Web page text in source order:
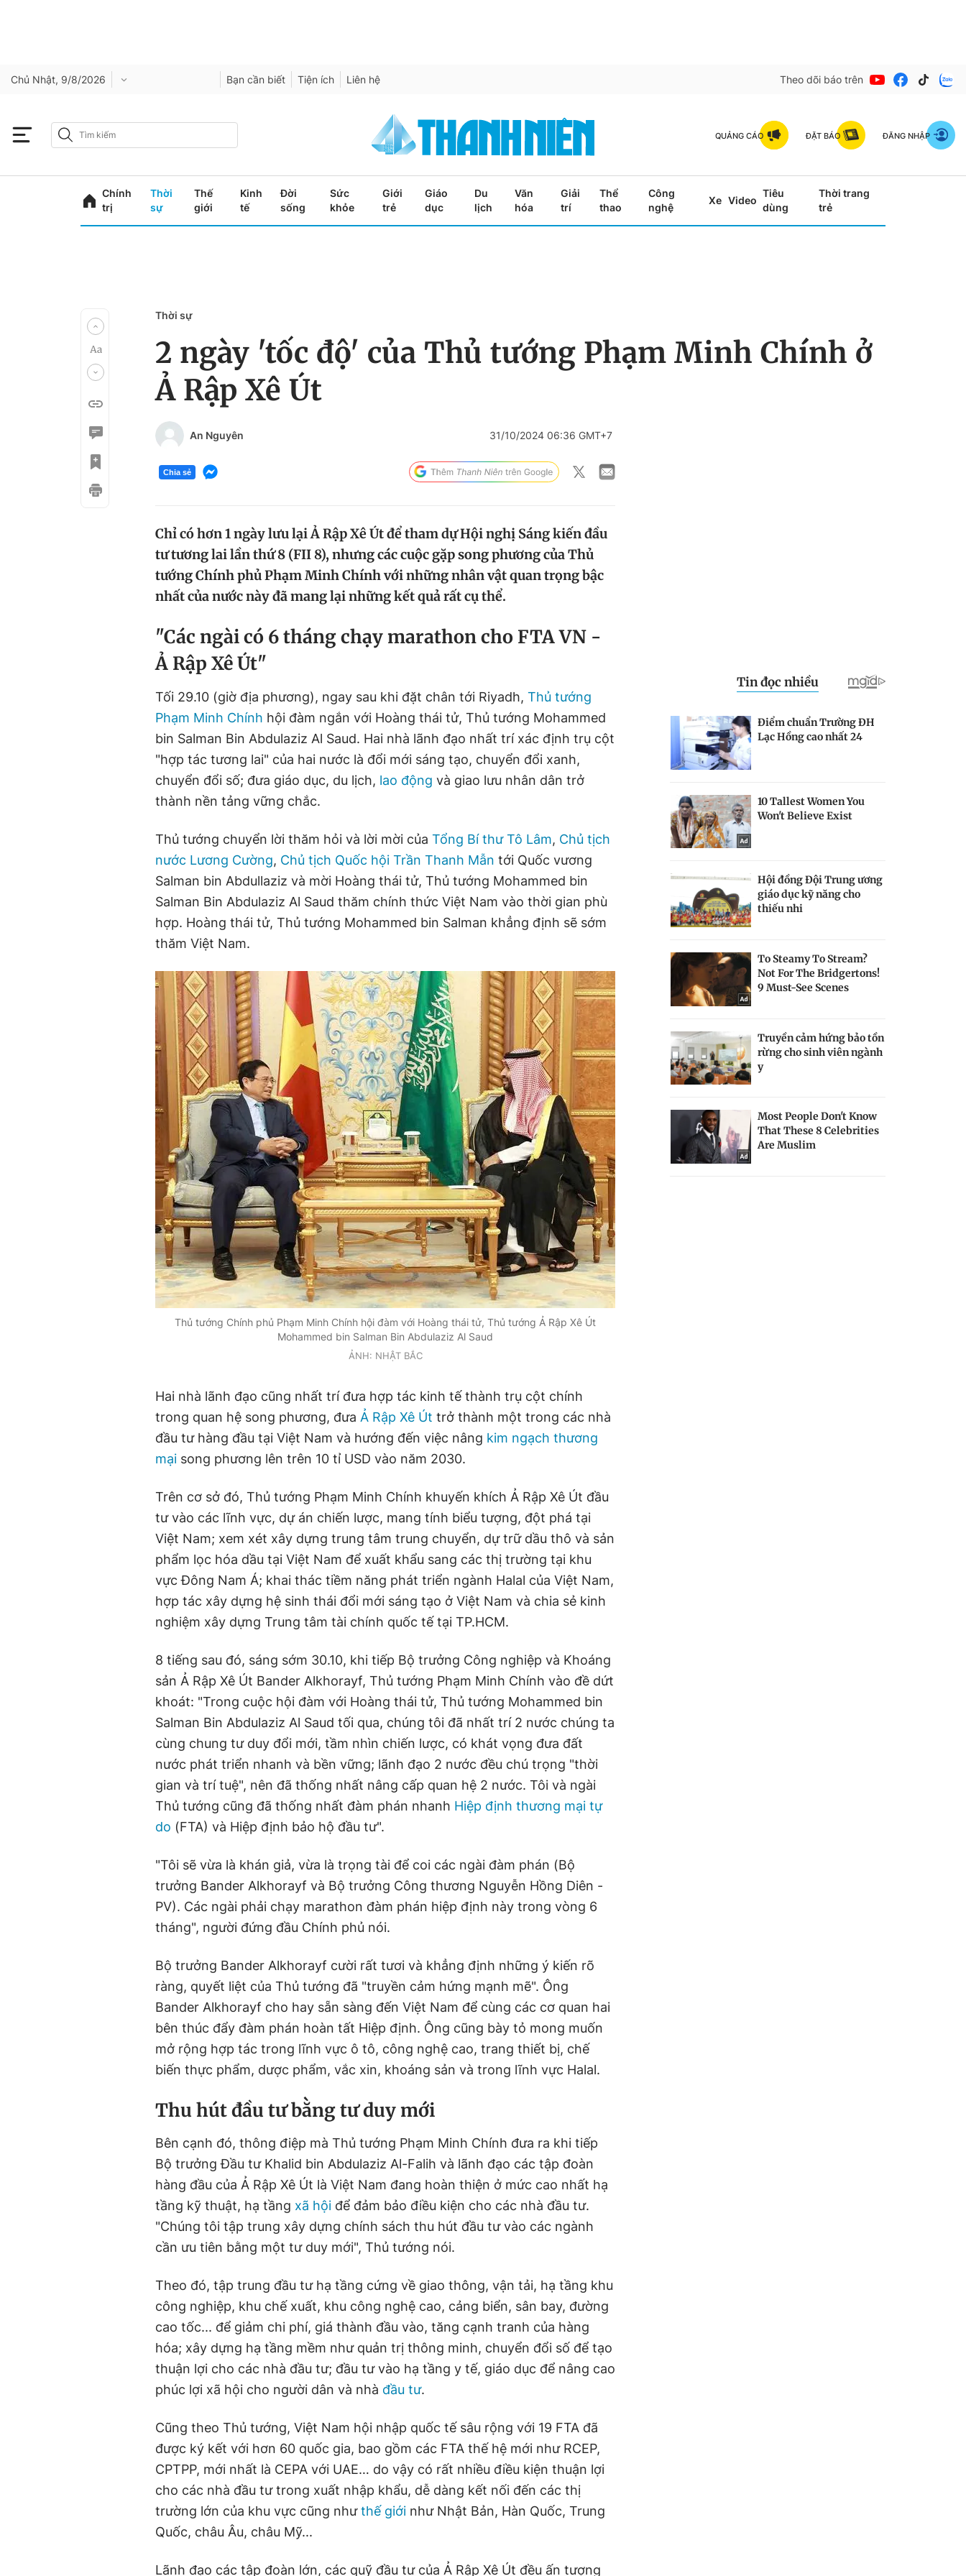
Chủ Nhật, 9/8/2026 Bạn cần biết Tiện ích Liên hệ Theo dõi báo trên
QUẢNG CÁO ĐẶT BÁO ĐĂNG NHẬP
Chính
trị
Thời
sự
Thế
giới
Kinh
tế
Đời
sống
Sức
khỏe
Giới
trẻ
Giáo
dục
Du
lịch
Văn
hóa
Giải
trí
Thể
thao
Công
nghệ
Xe Video
Tiêu
dùng
Thời trang
trẻ
Thời sự
2 ngày 'tốc độ' của Thủ tướng Phạm Minh Chính ở
Ả Rập Xê Út
An Nguyên 31/10/2024 06:36 GMT+7
Chia sẻ
Chỉ có hơn 1 ngày lưu lại Ả Rập Xê Út để tham dự Hội nghị Sáng kiến đầu
tư tương lai lần thứ 8 (FII 8), nhưng các cuộc gặp song phương của Thủ
tướng Chính phủ Phạm Minh Chính với những nhân vật quan trọng bậc
nhất của nước này đã mang lại những kết quả rất cụ thể.
"Các ngài có 6 tháng chạy marathon cho FTA VN -
Ả Rập Xê Út"
Tối 29.10 (giờ địa phương), ngay sau khi đặt chân tới Riyadh, Thủ tướng
Phạm Minh Chính hội đàm ngắn với Hoàng thái tử, Thủ tướng Mohammed
bin Salman Bin Abdulaziz Al Saud. Hai nhà lãnh đạo nhất trí xác định trụ cột
"hợp tác tương lai" của hai nước là đổi mới sáng tạo, chuyển đổi xanh,
chuyển đổi số; đưa giáo dục, du lịch, lao động và giao lưu nhân dân trở
thành nền tảng vững chắc.
Thủ tướng chuyển lời thăm hỏi và lời mời của Tổng Bí thư Tô Lâm, Chủ tịch
nước Lương Cường, Chủ tịch Quốc hội Trần Thanh Mẫn tới Quốc vương
Salman bin Abdullaziz và mời Hoàng thái tử, Thủ tướng Mohammed bin
Salman Bin Abdulaziz Al Saud thăm chính thức Việt Nam vào thời gian phù
hợp. Hoàng thái tử, Thủ tướng Mohammed bin Salman khẳng định sẽ sớm
thăm Việt Nam.
Thủ tướng Chính phủ Phạm Minh Chính hội đàm với Hoàng thái tử, Thủ tướng Ả Rập Xê Út
Mohammed bin Salman Bin Abdulaziz Al Saud
ẢNH: NHẬT BẮC
Hai nhà lãnh đạo cũng nhất trí đưa hợp tác kinh tế thành trụ cột chính
trong quan hệ song phương, đưa Ả Rập Xê Út trở thành một trong các nhà
đầu tư hàng đầu tại Việt Nam và hướng đến việc nâng kim ngạch thương
mại song phương lên trên 10 tỉ USD vào năm 2030.
Trên cơ sở đó, Thủ tướng Phạm Minh Chính khuyến khích Ả Rập Xê Út đầu
tư vào các lĩnh vực, dự án chiến lược, mang tính biểu tượng, đột phá tại
Việt Nam; xem xét xây dựng trung tâm trung chuyển, dự trữ dầu thô và sản
phẩm lọc hóa dầu tại Việt Nam để xuất khẩu sang các thị trường tại khu
vực Đông Nam Á; khai thác tiềm năng phát triển ngành Halal của Việt Nam,
hợp tác xây dựng hệ sinh thái đổi mới sáng tạo ở Việt Nam và chia sẻ kinh
nghiệm xây dựng Trung tâm tài chính quốc tế tại TP.HCM.
8 tiếng sau đó, sáng sớm 30.10, khi tiếp Bộ trưởng Công nghiệp và Khoáng
sản Ả Rập Xê Út Bander Alkhorayf, Thủ tướng Phạm Minh Chính vào đề dứt
khoát: "Trong cuộc hội đàm với Hoàng thái tử, Thủ tướng Mohammed bin
Salman Bin Abdulaziz Al Saud tối qua, chúng tôi đã nhất trí 2 nước chúng ta
cùng chung tư duy đổi mới, tầm nhìn chiến lược, có khát vọng đưa đất
nước phát triển nhanh và bền vững; lãnh đạo 2 nước đều chú trọng "thời
gian và trí tuệ", nên đã thống nhất nâng cấp quan hệ 2 nước. Tôi và ngài
Thủ tướng cũng đã thống nhất đàm phán nhanh Hiệp định thương mại tự
do (FTA) và Hiệp định bảo hộ đầu tư".
"Tôi sẽ vừa là khán giả, vừa là trọng tài để coi các ngài đàm phán (Bộ
trưởng Bander Alkhorayf và Bộ trưởng Công thương Nguyễn Hồng Diên -
PV). Các ngài phải chạy marathon đàm phán hiệp định này trong vòng 6
tháng", người đứng đầu Chính phủ nói.
Bộ trưởng Bander Alkhorayf cười rất tươi và khẳng định những ý kiến rõ
ràng, quyết liệt của Thủ tướng đã "truyền cảm hứng mạnh mẽ". Ông
Bander Alkhorayf cho hay sẵn sàng đến Việt Nam để cùng các cơ quan hai
bên thúc đẩy đàm phán hoàn tất Hiệp định. Ông cũng bày tỏ mong muốn
mở rộng hợp tác trong lĩnh vực ô tô, công nghệ cao, trang thiết bị, chế
biến thực phẩm, dược phẩm, vắc xin, khoáng sản và trong lĩnh vực Halal.
Thu hút đầu tư bằng tư duy mới
Bên cạnh đó, thông điệp mà Thủ tướng Phạm Minh Chính đưa ra khi tiếp
Bộ trưởng Đầu tư Khalid bin Abdulaziz Al-Falih và lãnh đạo các tập đoàn
hàng đầu của Ả Rập Xê Út là Việt Nam đang hoàn thiện ở mức cao nhất hạ
tầng kỹ thuật, hạ tầng xã hội để đảm bảo điều kiện cho các nhà đầu tư.
"Chúng tôi tập trung xây dựng chính sách thu hút đầu tư vào các ngành
cần ưu tiên bằng một tư duy mới", Thủ tướng nói.
Theo đó, tập trung đầu tư hạ tầng cứng về giao thông, vận tải, hạ tầng khu
công nghiệp, khu chế xuất, khu công nghệ cao, cảng biển, sân bay, đường
cao tốc... để giảm chi phí, giá thành đầu vào, tăng cạnh tranh của hàng
hóa; xây dựng hạ tầng mềm như quản trị thông minh, chuyển đổi số để tạo
thuận lợi cho các nhà đầu tư; đầu tư vào hạ tầng y tế, giáo dục để nâng cao
phúc lợi xã hội cho người dân và nhà đầu tư.
Cũng theo Thủ tướng, Việt Nam hội nhập quốc tế sâu rộng với 19 FTA đã
được ký kết với hơn 60 quốc gia, bao gồm các FTA thế hệ mới như RCEP,
CPTPP, mới nhất là CEPA với UAE… do vậy có rất nhiều điều kiện thuận lợi
cho các nhà đầu tư trong xuất nhập khẩu, dễ dàng kết nối đến các thị
trường lớn của khu vực cũng nhưthế giới như Nhật Bản, Hàn Quốc, Trung
Quốc, châu Âu, châu Mỹ...
Lãnh đạo các tập đoàn lớn, các quỹ đầu tư của Ả Rập Xê Út đều ấn tượng